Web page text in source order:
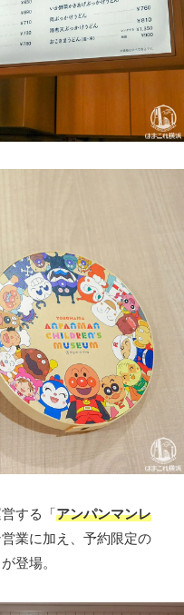
する「アンパンマンレ
業に加え、予約限定の
登場。